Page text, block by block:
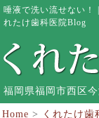
唾液で洗い流せない！
れたけ歯科医院Blog
福岡県福岡市西区
Home > くれたけ歯